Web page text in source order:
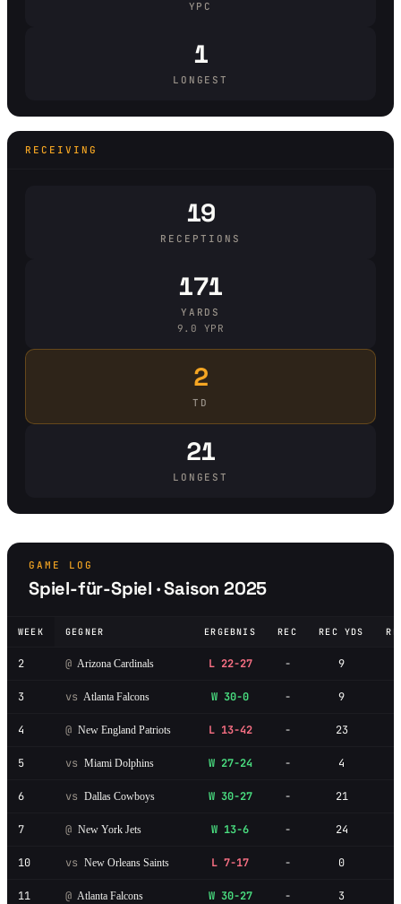
YPC
1
LONGEST
RECEIVING
19
RECEPTIONS
171
YARDS
9.0 YPR
2
TD
21
LONGEST
GAME LOG
Spiel-für-Spiel · Saison 2025
WEEK GEGNER ERGEBNIS REC REC YDS
2 @ Arizona Cardinals L 22-27 - 9
3 vs Atlanta Falcons W 30-0 - 9
4 @ New England Patriots L 13-42 - 23
5 vs Miami Dolphins W 27-24 - 4
6 vs Dallas Cowboys W 30-27 - 21
7 @ New York Jets W 13-6 - 24
10 vs New Orleans Saints L 7-17 - 0
11 @ Atlanta Falcons W 30-27 - 3